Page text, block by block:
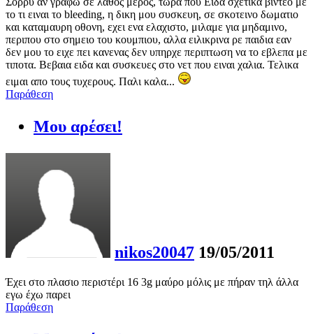
το τι ειναι το bleeding, η δικη μου συσκευη, σε σκοτεινο δωματιο
και καταμαυρη οθονη, εχει ενα ελαχιστο, μιλαμε για μηδαμινο,
περιπου στο σημειο του κουμπιου, αλλα ειλικρινα ρε παιδια εαν
δεν μου το ειχε πει κανενας δεν υπηρχε περιπτωση να το εβλεπα με
τιποτα. Βεβαια ειδα και συσκευες στο νετ που ειναι χαλια. Τελικα
ειμαι απο τους τυχερους. Παλι καλα...
Παράθεση
Μου αρέσει!
nikos20047 19/05/2011
Έχει στο πλασιο περιστέρι 16 3g μαύρο μόλις με πήραν τηλ άλλα
εγω έχω παρει
Παράθεση